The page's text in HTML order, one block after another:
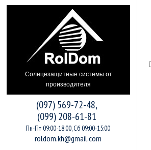
Солнцезащитные системы от
производителя
(097) 569-72-48,
(099) 208-61-81
Пн-Пт 09:00-18:00, Сб 09:00-15:00
roldom.kh@gmail.com